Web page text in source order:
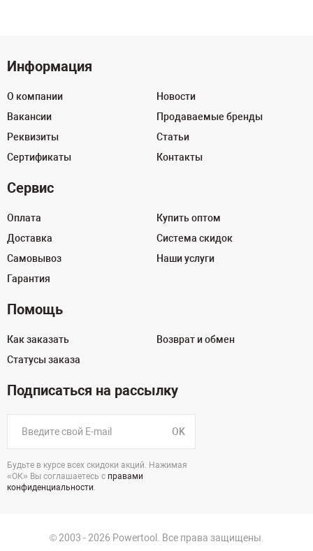
Информация
О компании
Вакансии
Реквизиты
Сертификаты
Новости
Продаваемые бренды
Статьи
Контакты
Сервис
Оплата
Доставка
Самовывоз
Гарантия
Купить оптом
Система скидок
Наши услуги
Помощь
Как заказать
Статусы заказа
Возврат и обмен
Подписаться на рассылку
OK
Будьте в курсе всех скидоки акций. Нажимая
«ОК» Вы соглашаетесь с правами
конфиденциальности.
© 2003 - 2026 Powertool. Все права защищены.